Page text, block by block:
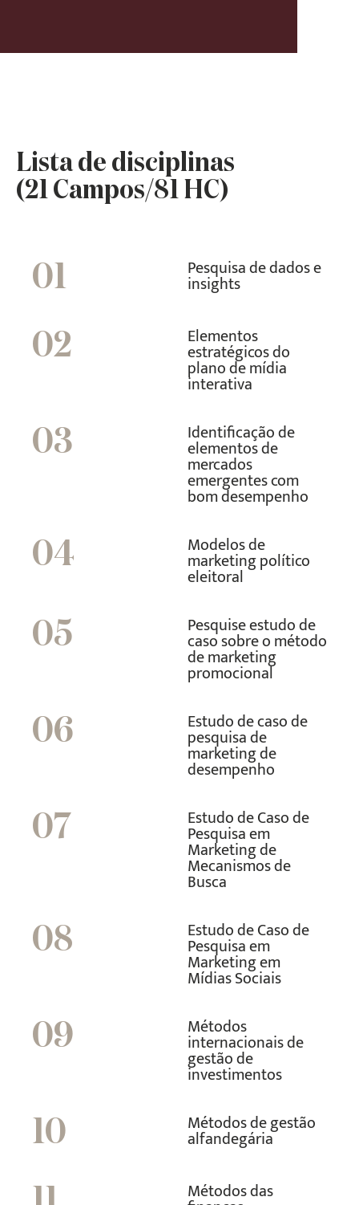
Lista de disciplinas
(21 Campos/81 HC)
01 Pesquisa de dados e
insights
02 Elementos
estratégicos do
plano de mídia
interativa
03 Identificação de
elementos de
mercados
emergentes com
bom desempenho
04 Modelos de
marketing político
eleitoral
05 Pesquise estudo de
caso sobre o método
de marketing
promocional
06 Estudo de caso de
pesquisa de
marketing de
desempenho
07 Estudo de Caso de
Pesquisa em
Marketing de
Mecanismos de
Busca
08 Estudo de Caso de
Pesquisa em
Marketing em
Mídias Sociais
09 Métodos
internacionais de
gestão de
investimentos
10 Métodos de gestão
alfandegária
Métodos das